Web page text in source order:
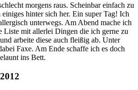
morgens raus. Scheinbar einfach zu
einiges hinter sich her. Ein super Tag! Ich
unterwegs. Am Abend mache ich
Liste mit allerlei Dingen die ich gerne zu
arbeite diese auch fleißig ab. Unter
Faxe. Am Ende schaffe ich es doch
ins Bett.